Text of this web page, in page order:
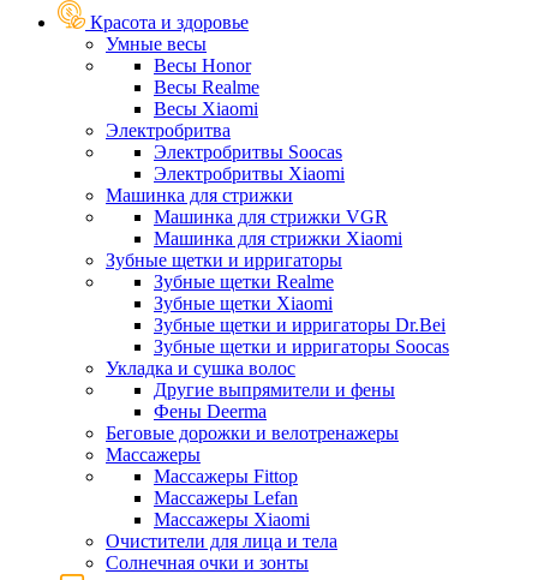
Красота и здоровье
Умные весы
Весы Honor
Весы Realme
Весы Xiaomi
Электробритва
Электробритвы Soocas
Электробритвы Xiaomi
Машинка для стрижки
Машинка для стрижки VGR
Машинка для стрижки Xiaomi
Зубные щетки и ирригаторы
Зубные щетки Realme
Зубные щетки Xiaomi
Зубные щетки и ирригаторы Dr.Bei
Зубные щетки и ирригаторы Soocas
Укладка и сушка волос
Другие выпрямители и фены
Фены Deerma
Беговые дорожки и велотренажеры
Массажеры
Массажеры Fittop
Массажеры Lefan
Массажеры Xiaomi
Очистители для лица и тела
Солнечная очки и зонты